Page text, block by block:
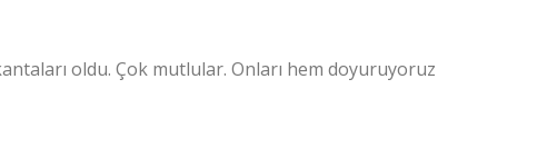
oldu. Çok mutlular. Onları hem doyuruyoruz